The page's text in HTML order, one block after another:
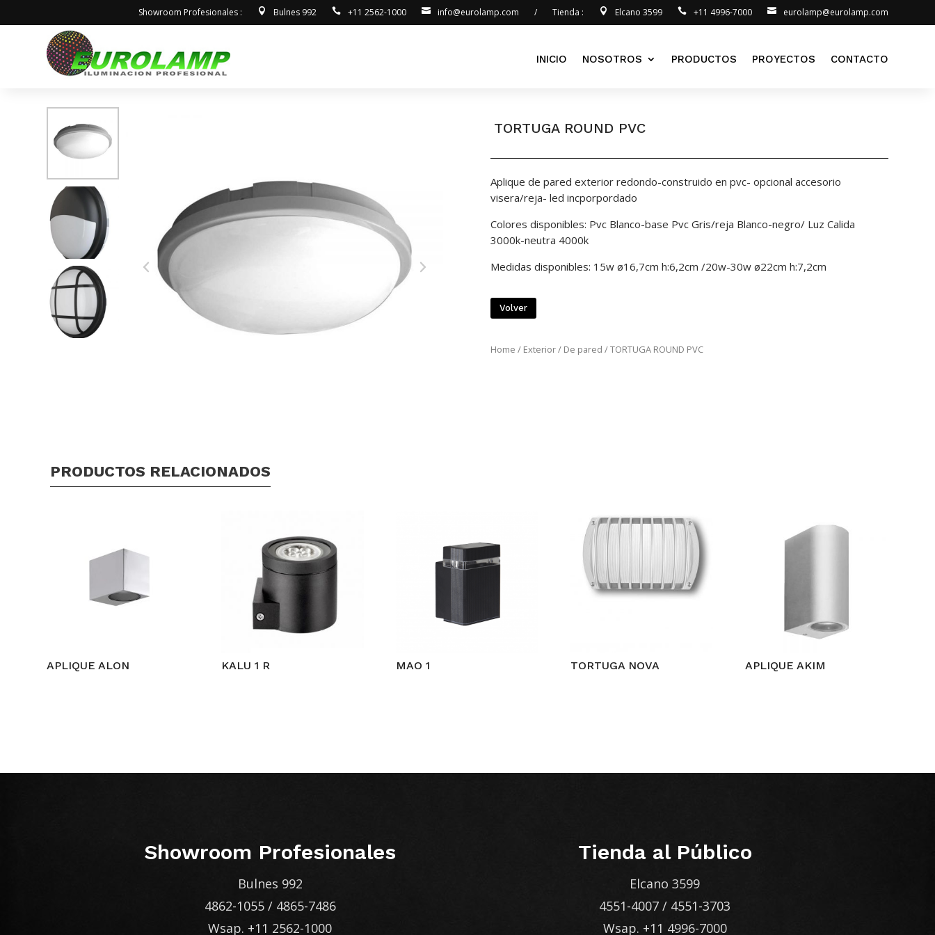
Showroom Profesionales : Bulnes 992 +11 2562-1000 info@eurolamp.com / Tienda : Elcano 3599 +11 4996-7000 eurolamp@eurolamp.com
INICIO NOSOTROS PRODUCTOS PROYECTOS CONTACTO
TORTUGA ROUND PVC
Aplique de pared exterior redondo-construido en pvc- opcional accesorio
visera/reja- led incporpordado
Colores disponibles: Pvc Blanco-base Pvc Gris/reja Blanco-negro/ Luz Calida
3000k-neutra 4000k
Medidas disponibles: 15w ø16,7cm h:6,2cm /20w-30w ø22cm h:7,2cm
Volver
Home / Exterior/ De pared / TORTUGA ROUND PVC
PRODUCTOS RELACIONADOS
APLIQUE ALON KALU 1 R MAO 1 TORTUGA NOVA APLIQUE AKIM
Showroom Profesionales
Bulnes 992
4862-1055/ 4865-7486
Wsap. +11 2562-1000
Tienda al Público
Elcano 3599
4551-4007 / 4551-3703
Wsap. +11 4996-7000